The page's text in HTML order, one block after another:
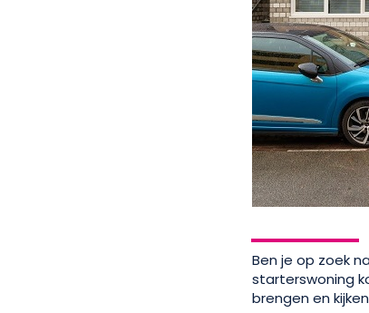
Ben je op zoek
starterswoning
brengen en